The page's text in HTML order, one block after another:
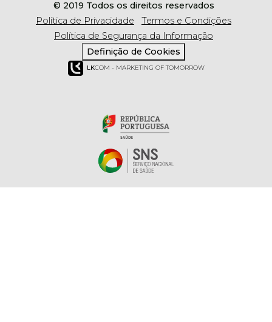
© 2019 Todos os direitos reservados
Política de Privacidade
Termos e Condições
Política de Segurança da Informação
Definição de Cookies
LKCOM - MARKETING OF TOMORROW